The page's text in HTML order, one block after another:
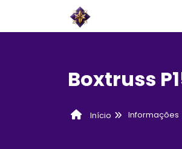
Boxtruss
Início Informações